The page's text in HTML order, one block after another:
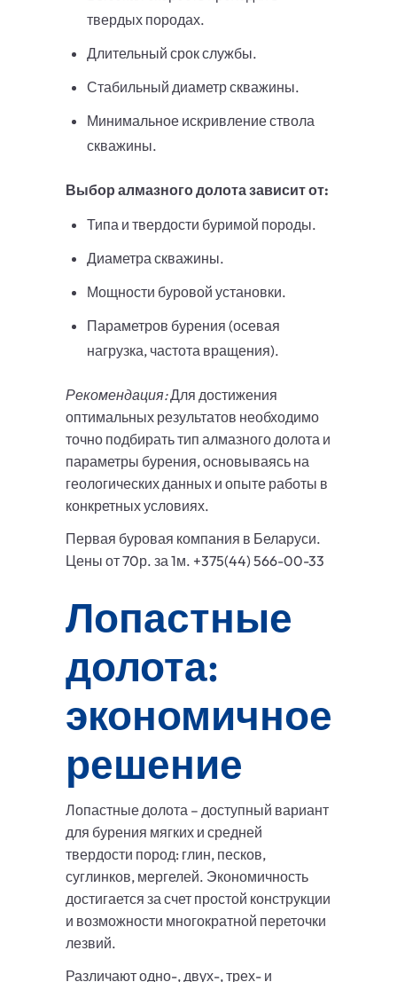
твердых породах.
Длительный срок службы.
Стабильный диаметр скважины.
Минимальное искривление ствола
скважины.
Выбор алмазного долота зависит от:
Типа и твердости буримой породы.
Диаметра скважины.
Мощности буровой установки.
Параметров бурения (осевая
нагрузка, частота вращения).
Рекомендация:Для достижения
оптимальных результатов необходимо
точно подбирать тип алмазного долота и
параметры бурения, основываясь на
геологических данных и опыте работы в
конкретных условиях.
Первая буровая компания в Беларуси.
Цены от 70р. за 1м. +375(44) 566-00-33
Лопастные
долота:
экономичное
решение
Лопастные долота – доступный вариант
для бурения мягких и средней
твердости пород: глин, песков,
суглинков, мергелей. Экономичность
достигается за счет простой конструкции
и возможности многократной переточки
лезвий.
Различают одно-, двух-, трех- и